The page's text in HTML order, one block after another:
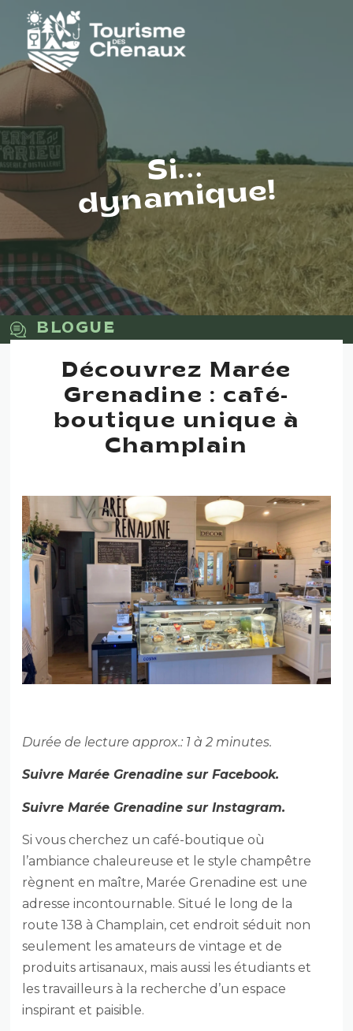
Si...
dynamique!
BLOGUE
Découvrez Marée
Grenadine : café-
boutique unique à
Champlain
Durée de lecture approx.: 1 à 2 minutes.
Suivre Marée Grenadine sur Facebook.
Suivre Marée Grenadine sur Instagram.
Si vous cherchez un café-boutique où
l’ambiance chaleureuse et le style champêtre
règnent en maître, Marée Grenadine est une
adresse incontournable. Situé le long de la
route 138 à Champlain, cet endroit séduit non
seulement les amateurs de vintage et de
produits artisanaux, mais aussi les étudiants et
les travailleurs à la recherche d’un espace
inspirant et paisible.